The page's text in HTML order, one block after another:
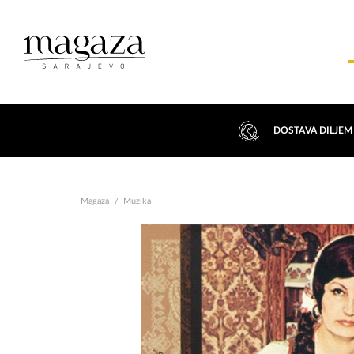
DOSTAVA
Magaza Muzika